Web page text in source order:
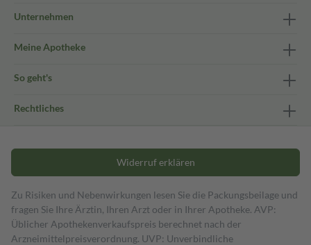
Unternehmen
Meine Apotheke
So geht's
Rechtliches
Widerruf erklären
Zu Risiken und Nebenwirkungen lesen Sie die Packungsbeilage und
fragen Sie Ihre Ärztin, Ihren Arzt oder in Ihrer Apotheke. AVP:
Üblicher Apothekenverkaufspreis berechnet nach der
Arzneimittelpreisverordnung. UVP: Unverbindliche